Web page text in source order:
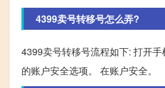
4399卖号转移号怎么弄?
4399卖号转移号流程如下: 打开
的账户安全选项。 在账户安全。